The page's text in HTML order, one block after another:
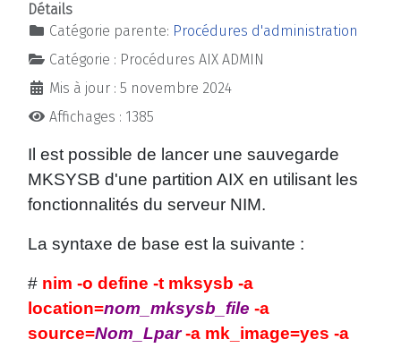
Détails
Catégorie parente: Procédures d'administration
Catégorie : Procédures AIX ADMIN
Mis à jour : 5 novembre 2024
Affichages : 1385
Il est possible de lancer une sauvegarde
MKSYSB d'une partition AIX en utilisant les
fonctionnalités du serveur NIM.
La syntaxe de base est la suivante :
# nim -o define -t mksysb -a
location=nom_mksysb_file -a
source=Nom_Lpar -a mk_image=yes -a